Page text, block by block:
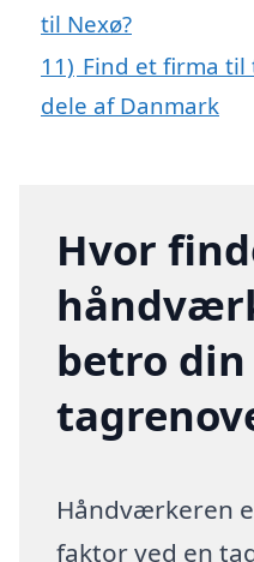
til Nexø?
11) Find et firma
dele af Danmark
Hvor
betro din
Håndværkeren
faktor ved en